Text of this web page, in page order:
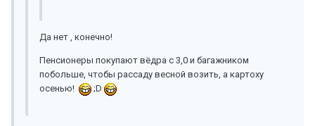
Да нет , конечно!
Пенсионеры покупают вёдра с 3,0 и багажником
побольше, чтобы рассаду весной возить, а картоху
осенью!
;D